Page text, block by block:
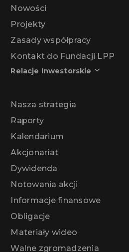
Nowości
Projekty
Zasady współpracy
Kontakt do Fundacji LPP
Relacje Inwestorskie
Nasza strategia
Raporty
Kalendarium
Akcjonariat
Dywidenda
Notowania akcji
Informacje finansowe
Obligacje
Materiały wideo
Walne zgromadzenia